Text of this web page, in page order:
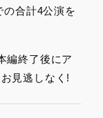
合計4公演を
編終了後にア
見逃しなく!